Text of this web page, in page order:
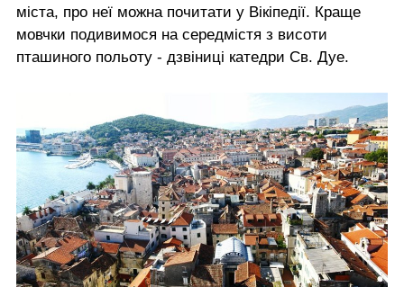
міста, про неї можна почитати у Вікіпедії. Краще
мовчки подивимося на середмістя з висоти
пташиного польоту - дзвіниці катедри Св. Дуе.